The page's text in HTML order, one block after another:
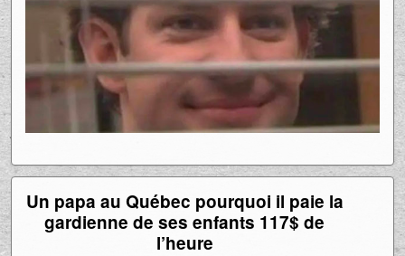
Un papa au Québec pourquoi il paie la
gardienne de ses enfants 117$ de
l’heure